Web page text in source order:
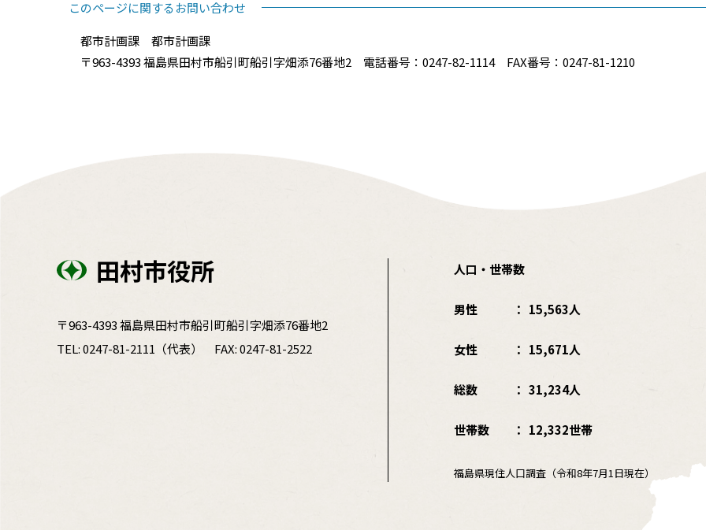
このページに関するお問い合わせ
都市計画課 都市計画課
〒963-4393 福島県田村市船引町船引字畑添76番地2 電話番号：0247-82-1114 FAX番号：0247-81-1210
田村市役所
〒963-4393 福島県田村市船引町船引字畑添76番地2
TEL:0247-81-2111 （代表） FAX: 0247-81-2522
人口・世帯数
男性 15,563人
女性 15,671人
総数 31,234人
世帯数 12,332世帯
福島県現住人口調査（令和8年7月1日現在）